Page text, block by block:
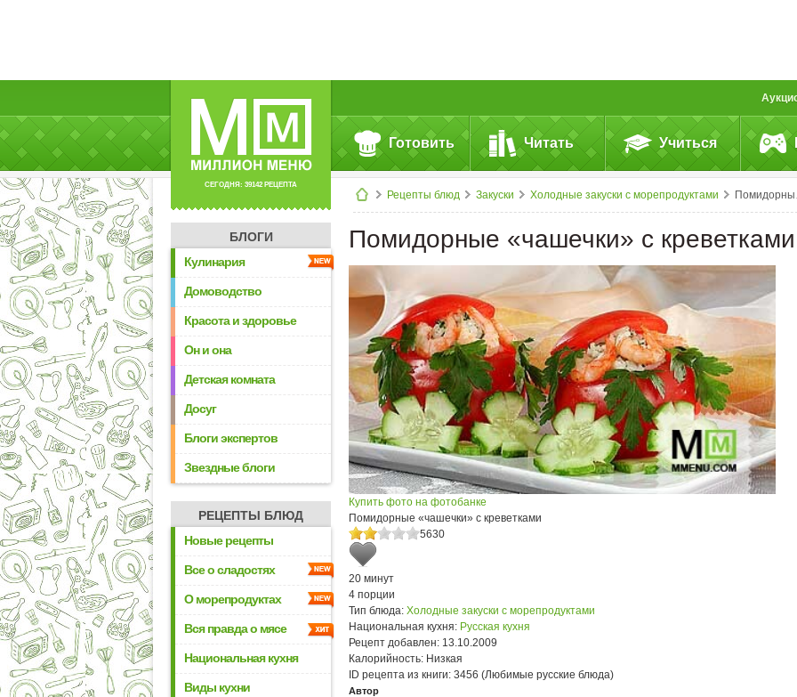
СЕГОДНЯ: 39142 РЕЦЕПТА
Готовить Читать Учиться
Рецепты блюд Закуски Холодные закуски с морепродуктами Помидорные &laquo;чашечки&raquo; с&nbsp;креветками
БЛОГИ
Кулинария
Домоводство
Красота и здоровье
Он и она
Детская комната
Досуг
Блоги экспертов
Звездные блоги
РЕЦЕПТЫ БЛЮД
Новые рецепты
Все о сладостях
О морепродуктах
Вся правда о мясе
Национальная кухня
Виды кухни
Помидорные «чашечки» с креветками
Купить фото на фотобанке
Помидорные «чашечки» с креветками
5630
20 минут
4 порции
Тип блюда: Холодные закуски с морепродуктами
Национальная кухня: Русская кухня
Рецепт добавлен: 13.10.2009
Калорийность: Низкая
ID рецепта из книги: 3456 (Любимые русские блюда)
Автор